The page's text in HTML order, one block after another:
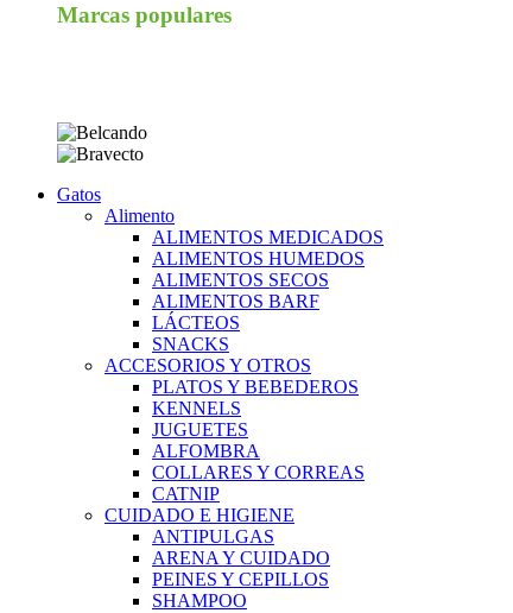
Marcas populares
Gatos
Alimento
ALIMENTOS MEDICADOS
ALIMENTOS HUMEDOS
ALIMENTOS SECOS
ALIMENTOS BARF
LÁCTEOS
SNACKS
ACCESORIOS Y OTROS
PLATOS Y BEBEDEROS
KENNELS
JUGUETES
ALFOMBRA
COLLARES Y CORREAS
CATNIP
CUIDADO E HIGIENE
ANTIPULGAS
ARENA Y CUIDADO
PEINES Y CEPILLOS
SHAMPOO